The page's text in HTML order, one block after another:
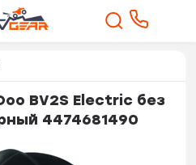
BV2S Electric без
4474681490